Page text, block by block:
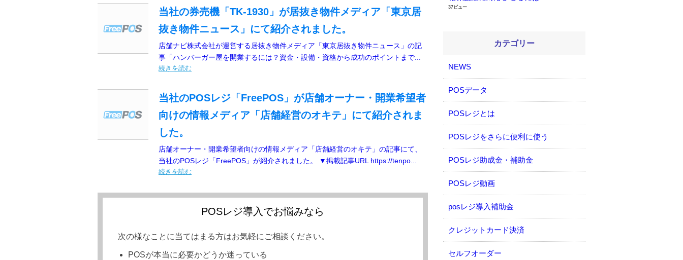
当社の券売機「TK-1930」が居抜き物件メディア「東京居
抜き物件ニュース」にて紹介されました。
店舗ナビ株式会社が運営する居抜き物件メディア「東京居抜き物件ニュース」の記
事「ハンバーガー屋を開業するには？資金・設備・資格から成功のポイントまで...
続きを読む
当社のPOSレジ「FreePOS」が店舗オーナー・開業希望者
向けの情報メディア「店舗経営のオキテ」にて紹介されま
した。
店舗オーナー・開業希望者向けの情報メディア「店舗経営のオキテ」の記事にて、
当社のPOSレジ「FreePOS」が紹介されました。 ▼掲載記事URL https://tenpo...
続きを読む
POSレジ導入でお悩みなら
次の様なことに当てはまる方はお気軽にご相談ください。
POSが本当に必要かどうか迷っている
37ビュー
カテゴリー
NEWS
POSデータ
POSレジとは
POSレジをさらに便利に使う
POSレジ助成金・補助金
POSレジ動画
posレジ導入補助金
クレジットカード決済
セルフオーダー